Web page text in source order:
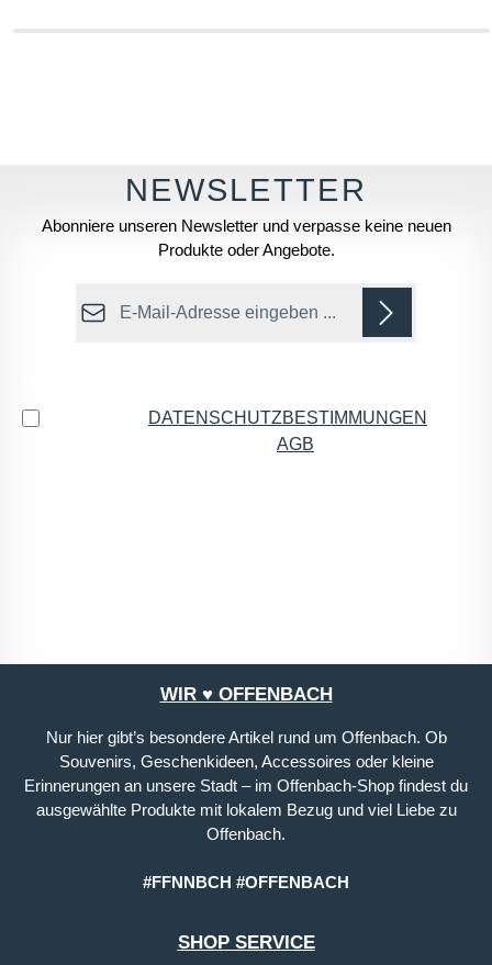
Abonniere unseren Newsletter und verpasse keine neuen
Produkte oder Angebote.
E-Mail-Adresse*
DATENSCHUTZBESTIMMUNGEN
AGB
WIR ♥ OFFENBACH
Nur hier gibt’s besondere Artikel rund um Offenbach. Ob
Souvenirs, Geschenkideen, Accessoires oder kleine
Erinnerungen an unsere Stadt – im Offenbach-Shop findest du
ausgewählte Produkte mit lokalem Bezug und viel Liebe zu
Offenbach.
#FFNNBCH #OFFENBACH
SHOP SERVICE